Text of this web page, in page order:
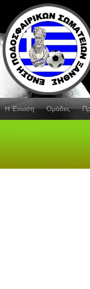
Η Ένωση Ομάδες